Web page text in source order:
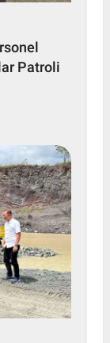
Patroli